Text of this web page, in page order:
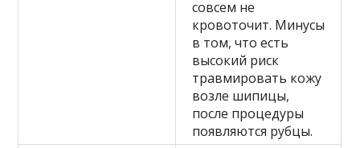
совсем не
кровоточит. Минусы
в том, что есть
высокий риск
травмировать кожу
возле шипицы,
после процедуры
появляются рубцы.